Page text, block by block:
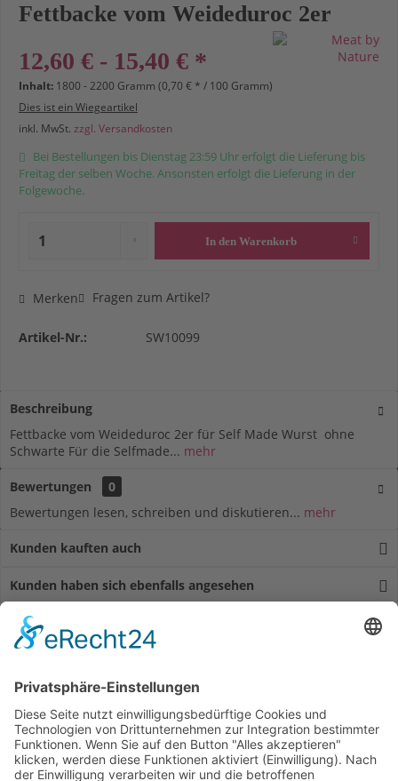
Fettbacke vom Weideduroc 2er
12,60 € - 15,40 € *
Inhalt: 1800 - 2200 Gramm (0,70 € * / 100 Gramm)
Dies ist ein Wiegeartikel
inkl. MwSt. zzgl. Versandkosten
Bei Bestellungen bis Dienstag 23:59 Uhr erfolgt die Lieferung bis
Freitag der selben Woche. Ansonsten erfolgt die Lieferung in der
Folgewoche.
In den Warenkorb
Merken Fragen zum Artikel?
Artikel-Nr.: SW10099
Beschreibung
Fettbacke vom Weideduroc 2er für Self Made Wurst ohne
Schwarte Für die Selfmade... mehr
Bewertungen
0
Bewertungen lesen, schreiben und diskutieren... mehr
Kunden kauften auch
Kunden haben sich ebenfalls angesehen
Service Hotline
Informationen
Unsere Zahlungsarten